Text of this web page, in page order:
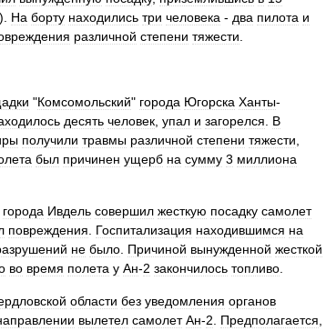
). На борту находились три человека - два пилота и
различной степени тяжести
"Комсомольский" города Югорска Ханты-
десять человек упал и загорелся
В
получили травмы различной степени тяжести
был причинен ущерб на сумму 3 миллиона
города Ивдель совершил жесткую посадку самолет
повреждения Госпитализация находившимся на
не было Причиной вынужденной жесткой
во время полета у Ан-2 закончилось топливо
области без уведомления органов
вылетел самолет Ан-2 Предполагается